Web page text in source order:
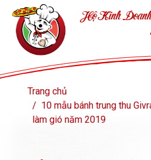
Hộ Kinh
Trang chủ
10 mẫu bánh trung thu
làm gió năm 2019